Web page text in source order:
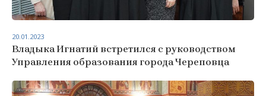
Владыка Игнатий встретился с руководством
Управления образования города Череповца
20.01.2023